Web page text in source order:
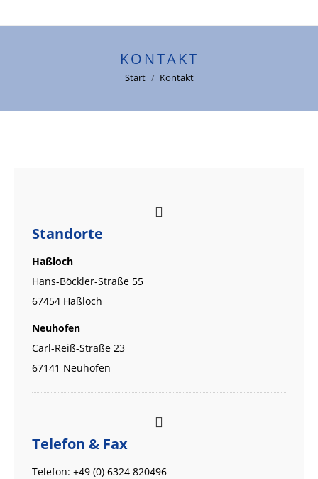
KONTAKT
Sie befinden sich hier:
Start Kontakt
Standorte
Haßloch
Hans-Böckler-Straße 55
67454 Haßloch
Neuhofen
Carl-Reiß-Straße 23
67141 Neuhofen
Telefon & Fax
Telefon: +49 (0) 6324 820496